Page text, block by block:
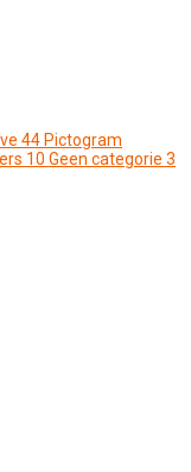
44 Pictogram
10 Geen categorie 3